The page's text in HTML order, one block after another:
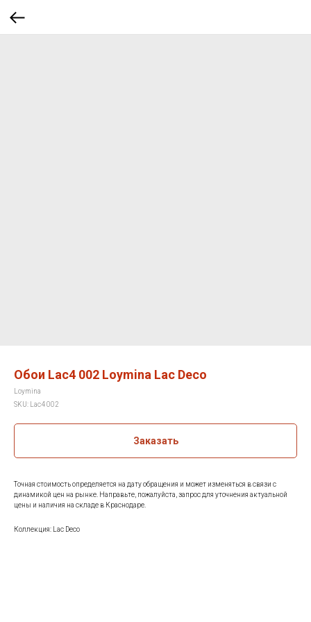
Обои Lac4 002 Loymina Lac Deco
Loymina
SKU:
Lac4 002
Заказать
Точная стоимость определяется на дату обращения и может изменяться в связи с
динамикой цен на рынке. Направьте, пожалуйста, запрос для уточнения актуальной
цены и наличия на складе в Краснодаре.
Коллекция: Lac Deco